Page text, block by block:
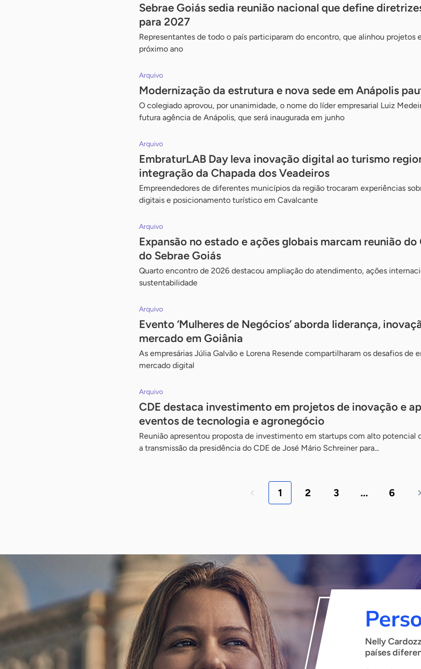
Sebrae Goiás sedia reunião nacional que define
para 2027
Representantes de todo o país participaram do encontro, que alinhou projetos
próximo ano
Arquivo
Modernização da estrutura e nova sede em Anápolis
O colegiado aprovou, por unanimidade, o nome do líder empresarial Luiz
futura agência de Anápolis, que será inaugurada em junho
Arquivo
EmbraturLAB Day leva inovação digital ao turismo
integração da Chapada dos Veadeiros
Empreendedores de diferentes municípios da região trocaram experiências
digitais e posicionamento turístico em Cavalcante
Arquivo
Expansão no estado e ações globais marcam reunião
do Sebrae Goiás
Quarto encontro de 2026 destacou ampliação do atendimento, ações
sustentabilidade
Arquivo
Evento ‘Mulheres de Negócios’ aborda liderança,
mercado em Goiânia
As empresárias Júlia Galvão e Lorena Resende compartilharam os desafios de
mercado digital
Arquivo
CDE destaca investimento em projetos de inovação e
eventos de tecnologia e agronegócio
Reunião apresentou proposta de investimento em startups com alto potencial
a transmissão da presidência do CDE de José Mário Schreiner para...
1 2 3 ... 6
Nelly
países